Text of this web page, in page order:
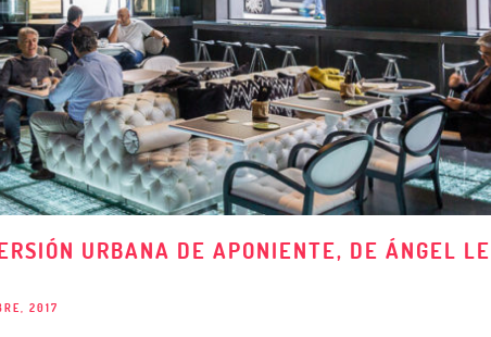
URBANA DE APONIENTE, DE ÁNGEL
2017